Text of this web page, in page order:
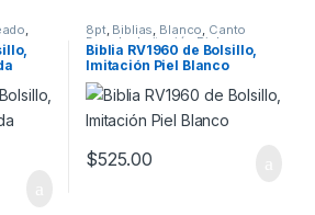
,
,
8pt, Biblias, Blanco, Canto
Dorado,Imitación Piel,
Migración ,Reina Valera 1960
Tamaño Bolsillo
Biblia RV1960 de Bolsillo,
Imitación Piel Blanco
$525.00